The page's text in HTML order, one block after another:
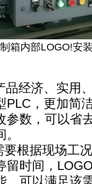
箱内部LOGO!安
品经济、实用
PLC，更加简
参数，可以省
要根据现场工
留时间，
，可以满足该